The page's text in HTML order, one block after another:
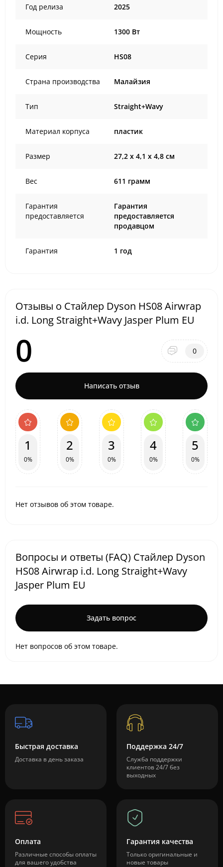
Год релиза 2025
Мощность 1300 Вт
Серия HS08
Страна производства Малайзия
Тип Straight+Wavy
Материал корпуса пластик
Размер 27,2 x 4,1 x 4,8 см
Вес 611 грамм
Гарантия
предоставляется
Гарантия
предоставляется
продавцом
Гарантия 1 год
Отзывы о Стайлер Dyson HS08 Airwrap
i.d. Long Straight+Wavy Jasper Plum EU
0 0
Написать отзыв
1
0%
2
0%
3
0%
4
0%
5
0%
Нет отзывов об этом товаре.
Вопросы и ответы (FAQ) Стайлер Dyson
HS08 Airwrap i.d. Long Straight+Wavy
Jasper Plum EU
Задать вопрос
Нет вопросов об этом товаре.
Быстрая доставка
Доставка в день заказа
Поддержка 24/7
Служба поддержки
клиентов 24/7 без
выходных
Оплата
Различные способы оплаты
для вашего удобства
Гарантия качества
Только оригинальные и
новые товары